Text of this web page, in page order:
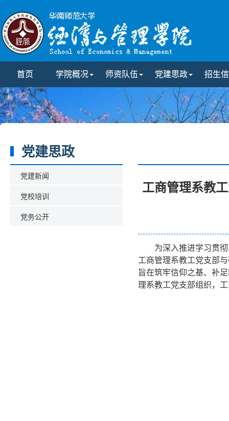
首页 学院概况 师资队伍 党建思政 招生
党建思政
党建新闻
党校培训
党务公开
工商管理系教
为深入推进学习贯
工商管理系教工党支部
旨在筑牢信仰之基、补
理系教工党支部组织，